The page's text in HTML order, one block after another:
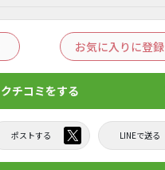
お気に入りに登録
クチコミをする
ポストする LINEで送る